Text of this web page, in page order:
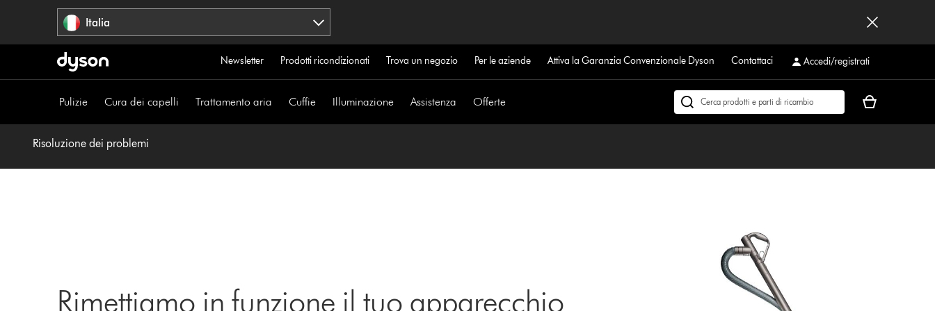
Italia
Newsletter Prodotti ricondizionati Trova un negozio Per le aziende Attiva la Garanzia Convenzionale Dyson Contattaci Accedi/registrati
Pulizie Cura dei capelli Trattamento aria Cuffie Illuminazione Assistenza Offerte
Cerca
Il
Risoluzione dei problemi
Rimettiamo in funzione il tuo apparecchio